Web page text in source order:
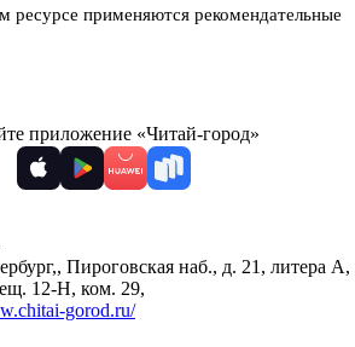
ресурсе применяются рекомендательные
приложение «Читай-город»
, Пироговская наб., д. 21, литера А,
12-Н, ком. 29,
gorod.ru/